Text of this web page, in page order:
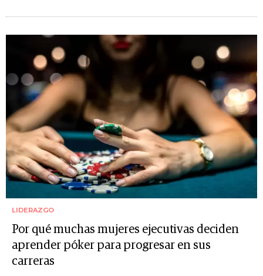
LIDERAZGO
Por qué muchas mujeres ejecutivas deciden
aprender póker para progresar en sus
carreras